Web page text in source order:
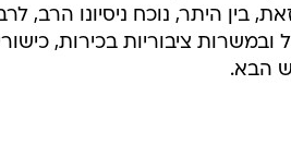
בין היתר, נוכח ניסיונו
ציבוריות בכירות,
הבא.